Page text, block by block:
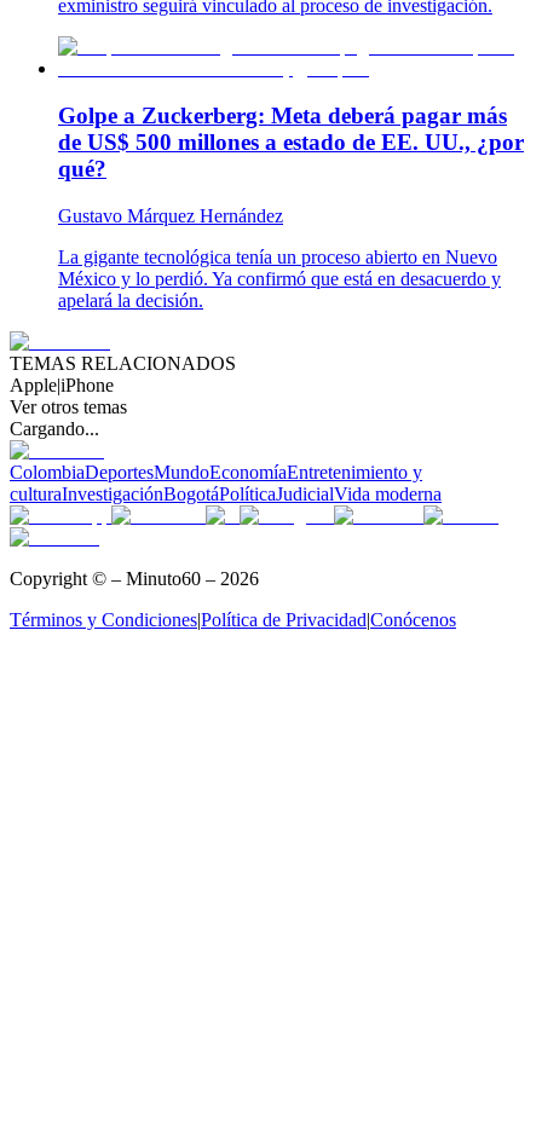
exministro seguirá vinculado al proceso de investigación.
Golpe a Zuckerberg: Meta deberá pagar más
de US$ 500 millones a estado de EE. UU., ¿por
qué?
Gustavo Márquez Hernández
La gigante tecnológica tenía un proceso abierto en Nuevo
México y lo perdió. Ya confirmó que está en desacuerdo y
apelará la decisión.
TEMAS RELACIONADOS
Apple|iPhone
Ver otros temas
Cargando...
ColombiaDeportesMundoEconomíaEntretenimiento y
culturaInvestigaciónBogotáPolíticaJudicialVida moderna
Copyright © – Minuto60 – 2026
Términos y Condiciones|Política de Privacidad|Conócenos